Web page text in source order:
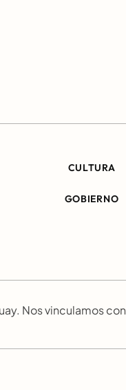
CULTURA
GOBIERNO
Nos vinculamos con